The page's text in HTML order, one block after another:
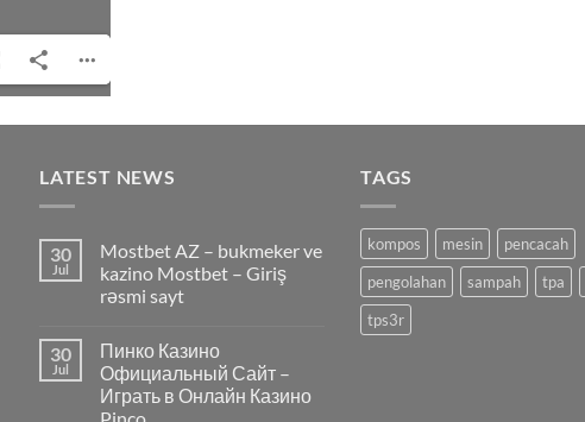
LATEST NEWS
30
Jul
Mostbet AZ – bukmeker ve
kazino Mostbet – Giriş
rəsmi sayt
30
Jul
Пинко Казино
Официальный Сайт –
Играть в Онлайн Казино
Pinco
TAGS
kompos mesin
pencacah
pengolahan
sampah tpa
tps3r